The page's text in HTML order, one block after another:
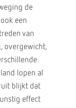
de
een
van
overgewicht,
lopen al
blijkt dat
effect